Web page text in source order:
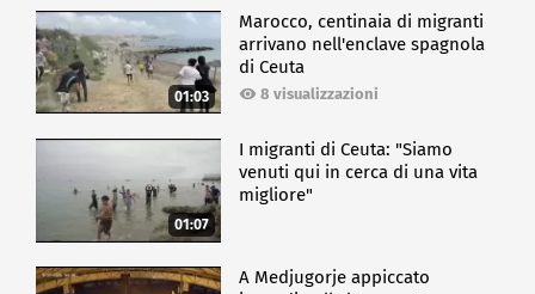
01:03
Marocco, centinaia di migranti
arrivano nell'enclave spagnola
di Ceuta
8 visualizzazioni
01:07
I migranti di Ceuta: "Siamo
venuti qui in cerca di una vita
migliore"
A Medjugorje appiccato